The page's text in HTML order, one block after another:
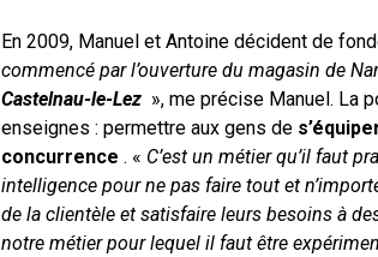
En 2009, Manuel et Antoine décident de
commencé par l’ouverture du magasin de
Castelnau-le-Lez », me précise Manuel. La
enseignes : permettre aux gens de
concurrence . « C’est un métier qu’il faut
intelligence pour ne pas faire tout et
de la clientèle et satisfaire leurs besoins à
notre métier pour lequel il faut être